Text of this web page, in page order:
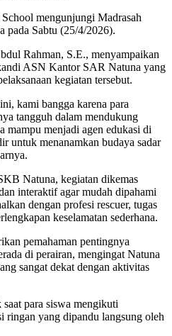
mengunjungi Madrasah
Sabtu (25/4/2026).
Rahman, S.E., menyampaikan
ASN Kantor SAR Natuna yang
kegiatan tersebut.
kami bangga karena para
tangguh dalam mendukung
mampu menjadi agen edukasi di
untuk menanamkan budaya sadar
Natuna, kegiatan dikemas
interaktif agar mudah dipahami
dengan profesi rescuer, tugas
keselamatan sederhana.
pemahaman pentingnya
di perairan, mengingat Natuna
sangat dekat dengan aktivitas
saat para siswa mengikuti
ringan yang dipandu langsung oleh